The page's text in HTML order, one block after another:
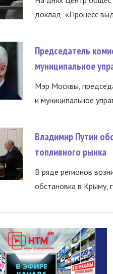
доклад «Процесс
Председатель
муниципальное
Мэр Москвы,
и муниципальное
Владимир Путин
топливного рынка
В ряде регионов
обстановка в Крыму,